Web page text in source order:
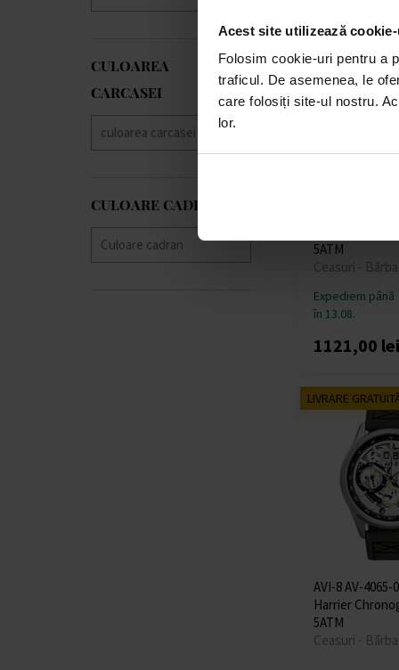
Acest site utilizează
Folosim cookie-uri pentru a
traficul. De asemenea, le
care folosiți site-ul nostru.
lor.
(+1)
Lacoste(+7)
Lee Cooper
(+116)
Lorus(+134)
Louis XVI(+58)
Luminox(+76)
Master Time
Maurice Lacroix
Michael Kors (+80)
Mondaine(+33)
CULOAREA
CARCASEI
CULOARE CADRAN
5ATM
Ceasuri -
Expediem până
în 13.08.
1121,00 lei
LIVRARE
AVI-8 AV-4065-
Harrier
5ATM
Ceasuri -